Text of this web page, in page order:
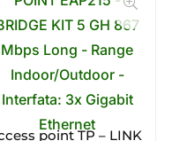
point TP – LINK